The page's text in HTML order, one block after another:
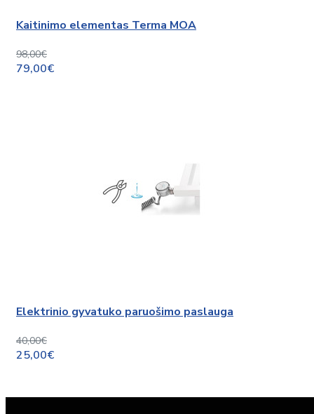
Kaitinimo elementas Terma MOA
98,00€
79,00€
Elektrinio gyvatuko paruošimo paslauga
40,00€
25,00€